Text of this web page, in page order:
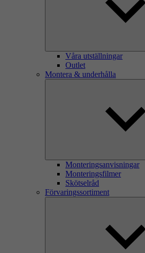
Våra utställningar
Outlet
Montera & underhålla
Monteringsanvisningar
Monteringsfilmer
Skötselråd
Förvaringssortiment